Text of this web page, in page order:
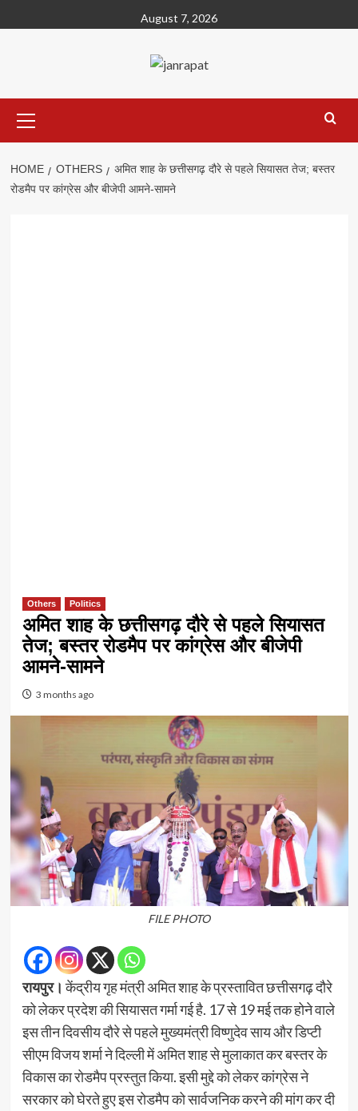
to
August 7, 2026
Menu
HOME OTHERS
अमित शाह के छत्तीसगढ़ दौरे से पहले सियासत तेज; बस्तर
रोडमैप पर कांग्रेस और बीजेपी आमने-सामने
Others Politics
अमित शाह के छत्तीसगढ़ दौरे से पहले सियासत
तेज; बस्तर रोडमैप पर कांग्रेस और बीजेपी
आमने-सामने
3 months ago
FILE PHOTO
रायपुर।केंद्रीय गृह मंत्री अमित शाह के प्रस्तावित छत्तीसगढ़ दौरे
को लेकर प्रदेश की सियासत गर्मा गई है. 17 से 19 मई तक होने वाले
इस तीन दिवसीय दौरे से पहले मुख्यमंत्री विष्णुदेव साय और डिप्टी
सीएम विजय शर्मा ने दिल्ली में अमित शाह से मुलाकात कर बस्तर के
विकास का रोडमैप प्रस्तुत किया. इसी मुद्दे को लेकर कांग्रेस ने
सरकार को घेरते हुए इस रोडमैप को सार्वजनिक करने की मांग कर दी